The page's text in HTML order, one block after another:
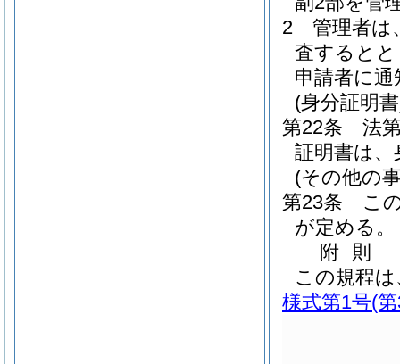
2
管理者は
査すると
申請者に
(身分証明
第22条
法
証明書は、
(その他の
第23条
こ
が定める。
附 則
この規程
様式第1号(